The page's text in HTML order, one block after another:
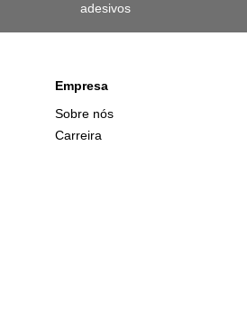
adesivos
Empresa
Sobre nós
Carreira